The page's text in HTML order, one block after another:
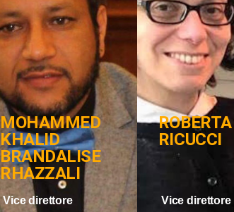
MOHAMMED
KHALID
BRANDALISE
RHAZZALI
Vice direttore
ROBERTA
RICUCCI
Vice direttore